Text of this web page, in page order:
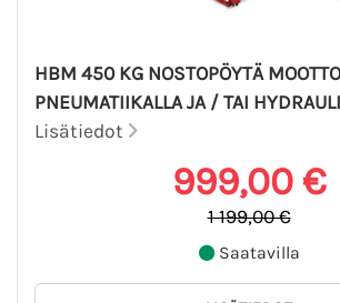
HBM 450 KG NOSTOPÖYTÄ
PNEUMATIIKALLA JA / TAI
Lisätiedot
999,00 €
1 199,00 €
Saatavilla